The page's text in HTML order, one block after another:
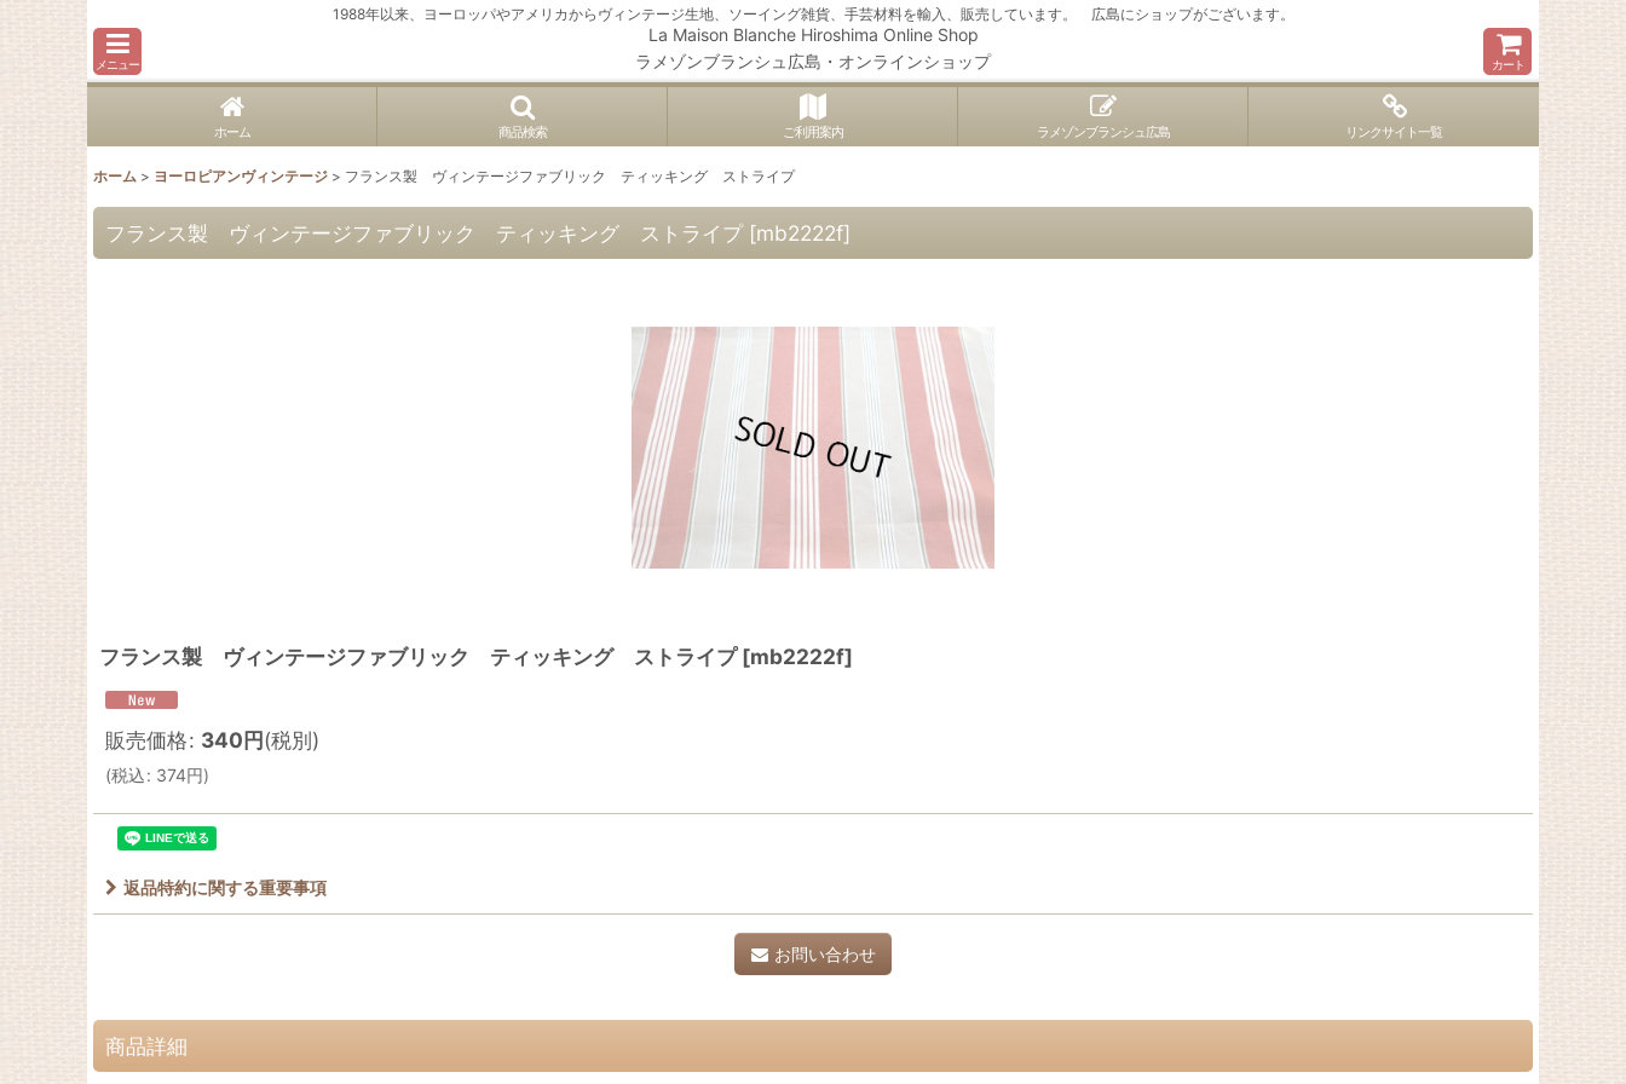
1988年以来、ヨーロッパやアメリカからヴィンテージ生地、ソーイング雑貨、手芸材料を輸入、販売しています。 広島にショップがございます。
メニュー
La Maison Blanche Hiroshima Online Shop
ラメゾンブランシュ広島・オンラインショップ
カート
ホーム 商品検索 ご利用案内 ラメゾンブランシュ広島 リンクサイト一覧
ホーム > ヨーロピアンヴィンテージ > フランス製 ヴィンテージファブリック ティッキング ストライプ
フランス製 ヴィンテージファブリック ティッキング ストライプ [mb2222f]
フランス製 ヴィンテージファブリック ティッキング ストライプ [mb2222f]
販売価格: 340円(税別)
(税込: 374円)
返品特約に関する重要事項
お問い合わせ
商品詳細